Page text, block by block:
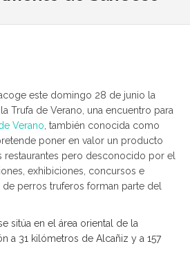
este domingo 28 de junio la
Trufa de Verano, una encuentro para
Verano , también conocida como
poner en valor un producto
restaurantes pero desconocido por el
exhibiciones, concursos e
perros truferos forman parte del
sitúa en el área oriental de la
a 31 kilómetros de Alcañiz y a 157